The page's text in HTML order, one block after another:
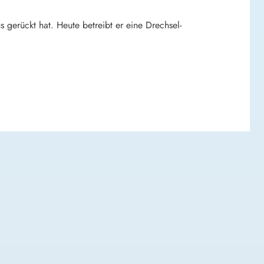
hat. Heute betreibt er eine Drechsel-